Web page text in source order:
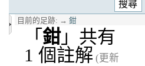
目前的足跡: → 鉗
「 鉗」共有
1 個註解 (更新